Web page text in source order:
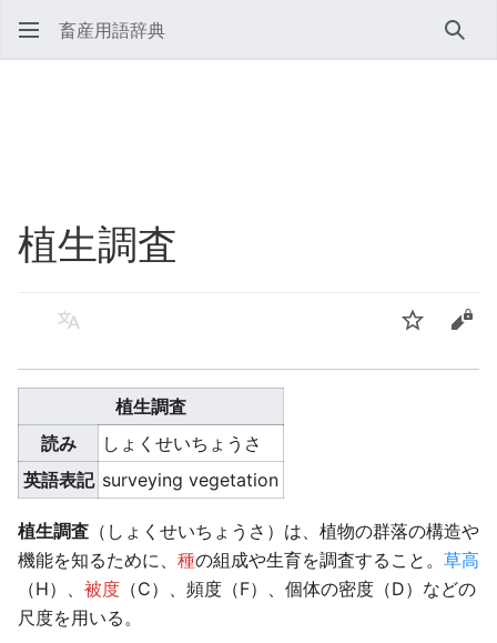
畜産用語辞典 検索
植生調査
言語 ウォッチソ
植生調査
読み
しょくせいちょうさ
英語表記 surveying vegetation
植生調査 （しょくせいちょうさ）は、植物の群落の構造や
機能を知るために、 種の組成や生育を調査すること。 草高
（H）、 被度 （C）、頻度（F）、個体の密度（D）などの
尺度を用いる。